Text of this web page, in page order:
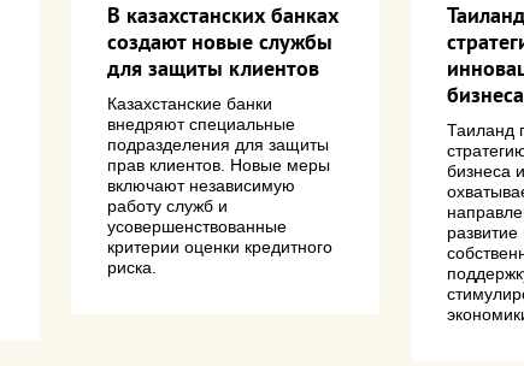
В казахстанских банках
создают новые службы
для защиты клиентов
Казахстанские банки
внедряют специальные
подразделения для защиты
прав клиентов. Новые меры
включают независимую
работу служб и
усовершенствованные
критерии оценки кредитного
риска.
бизнеса
Таиланд
бизнеса